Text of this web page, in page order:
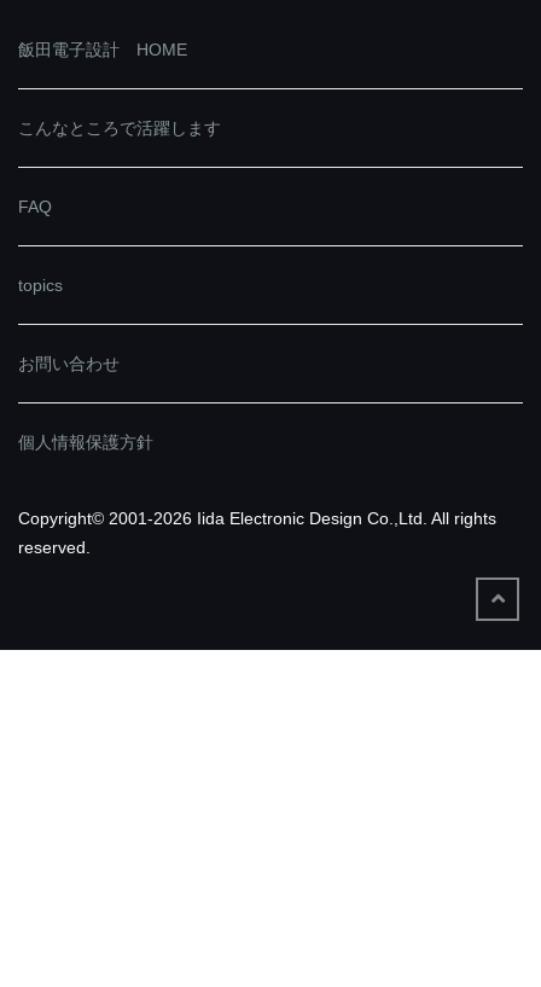
飯田電子設計 HOME
こんなところで活躍します
FAQ
topics
お問い合わせ
個人情報保護方針
Copyright© 2001-2026 Iida Electronic Design Co.,Ltd. All rights
reserved.